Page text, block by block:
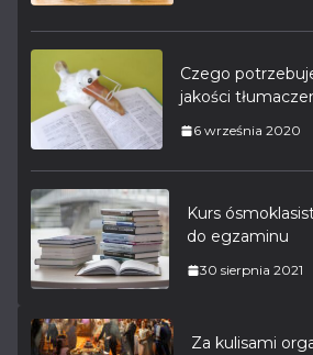
Czego
jakości
6 września 2020
Kurs
do egzaminu
30 sierpnia 2021
Za kulisami